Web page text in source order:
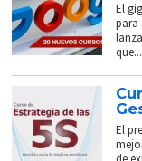
El
para
que...
El